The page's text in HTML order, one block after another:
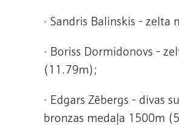
· Sandris Balinskis -
· Boriss Dormidonovs -
(11.79m);
· Edgars Zēbergs -
bronzas medaļa 1500m